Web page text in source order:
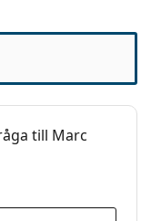
till Marc